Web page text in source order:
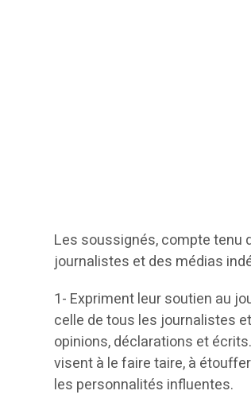
Les soussignés, compte tenu
journalistes et des médias
1- Expriment leur soutien au
celle de tous les journalistes
opinions, déclarations et
visent à le faire taire, à
les personnalités influentes.